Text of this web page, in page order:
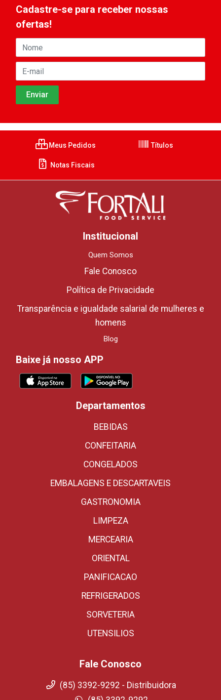
Cadastre-se para receber nossas
ofertas!
Meus Pedidos Títulos
Notas Fiscais
Institucional
Quem Somos
Fale Conosco
Política de Privacidade
Transparência e igualdade salarial de mulheres e
homens
Blog
Baixe já nosso APP
Departamentos
BEBIDAS
CONFEITARIA
CONGELADOS
EMBALAGENS E DESCARTAVEIS
GASTRONOMIA
LIMPEZA
MERCEARIA
ORIENTAL
PANIFICACAO
REFRIGERADOS
SORVETERIA
UTENSILIOS
Fale Conosco
(85) 3392-9292 - Distribuidora